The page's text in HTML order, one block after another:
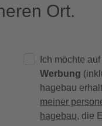
Ort.
Ich möchte
Werbung
hagebau
meiner
hagebau, die